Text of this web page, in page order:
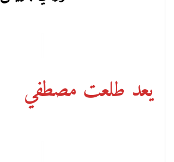
يعد طلعت مصطفي